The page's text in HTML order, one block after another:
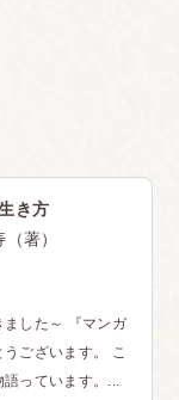
き方
著）
ました～ 『マンガ
ございます。 こ
っています。...